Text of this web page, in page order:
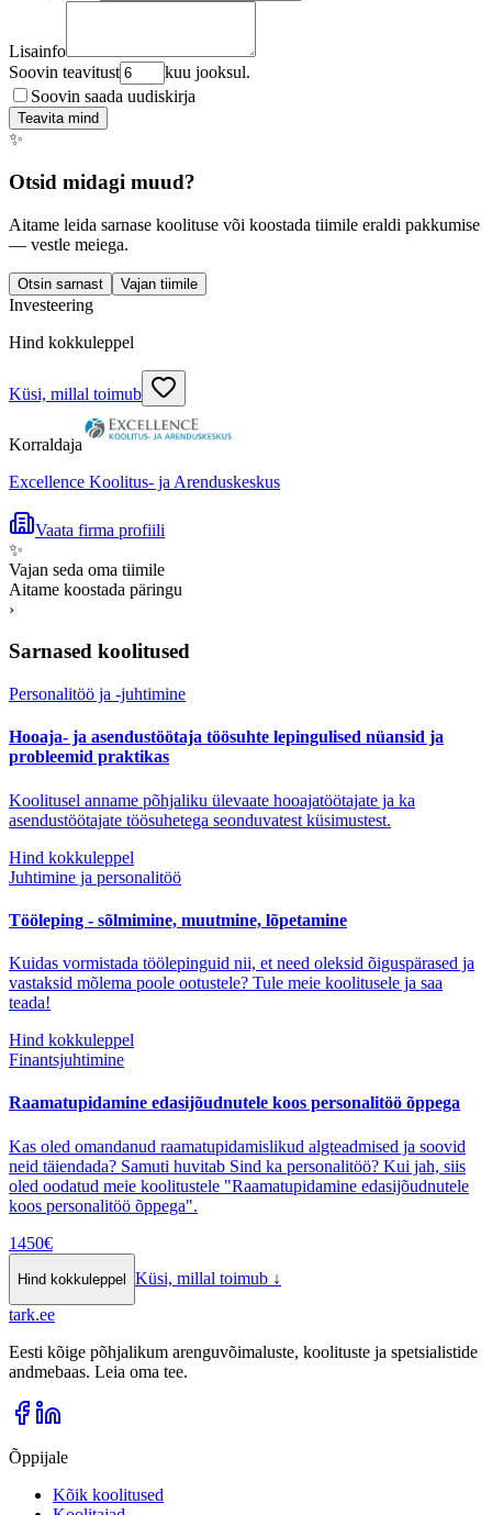
Lisainfo
Soovin teavitust
kuu jooksul.
Soovin saada uudiskirja
Teavita mind
✨
Otsid midagi muud?
Aitame leida sarnase koolituse või koostada tiimile eraldi pakkumise
— vestle meiega.
Otsin sarnast Vajan tiimile
Investeering
Hind kokkuleppel
Küsi, millal toimub
Korraldaja
Excellence Koolitus- ja Arenduskeskus
Vaata firma profiili
✨
Vajan seda oma tiimile
Aitame koostada päringu
›
Sarnased koolitused
Personalitöö ja -juhtimine
Hooaja- ja asendustöötaja töösuhte lepingulised nüansid ja
probleemid praktikas
Koolitusel anname põhjaliku ülevaate hooajatöötajate ja ka
asendustöötajate töösuhetega seonduvatest küsimustest.
Hind kokkuleppel
Juhtimine ja personalitöö
Tööleping - sõlmimine, muutmine, lõpetamine
Kuidas vormistada töölepinguid nii, et need oleksid õiguspärased ja
vastaksid mõlema poole ootustele? Tule meie koolitusele ja saa
teada!
Hind kokkuleppel
Finantsjuhtimine
Raamatupidamine edasijõudnutele koos personalitöö õppega
Kas oled omandanud raamatupidamislikud algteadmised ja soovid
neid täiendada? Samuti huvitab Sind ka personalitöö? Kui jah, siis
oled oodatud meie koolitustele "Raamatupidamine edasijõudnutele
koos personalitöö õppega".
1450€
Hind kokkuleppel Küsi, millal toimub ↓
tark.ee
Eesti kõige põhjalikum arenguvõimaluste, koolituste ja spetsialistide
andmebaas. Leia oma tee.
Õppijale
Kõik koolitused